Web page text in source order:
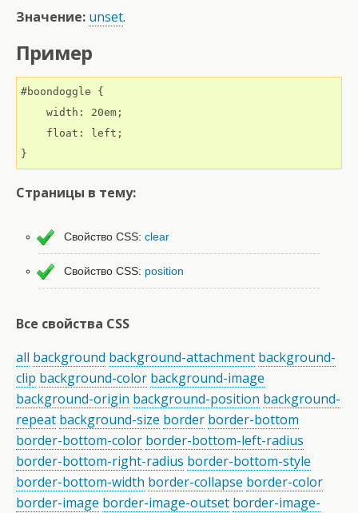
Значение: unset.
Пример
#boondoggle {
    width: 20em;
    float: left;
}
Страницы в тему:
Свойство CSS:clear
Свойство CSS: position
Все свойства CSS
all background background-attachment background-
clip background-color background-image
background-origin background-position background-
repeat background-size border border-bottom
border-bottom-color border-bottom-left-radius
border-bottom-right-radius border-bottom-style
border-bottom-width border-collapse border-color
border-image border-image-outset border-image-